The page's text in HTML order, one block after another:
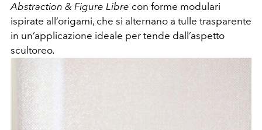
Abstraction & Figure Libre con forme modulari
ispirate all’origami, che si alternano a tulle trasparente
in un’applicazione ideale per tende dall’aspetto
scultoreo.